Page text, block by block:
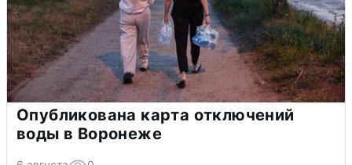
Опубликована карта отключений
воды в Воронеже